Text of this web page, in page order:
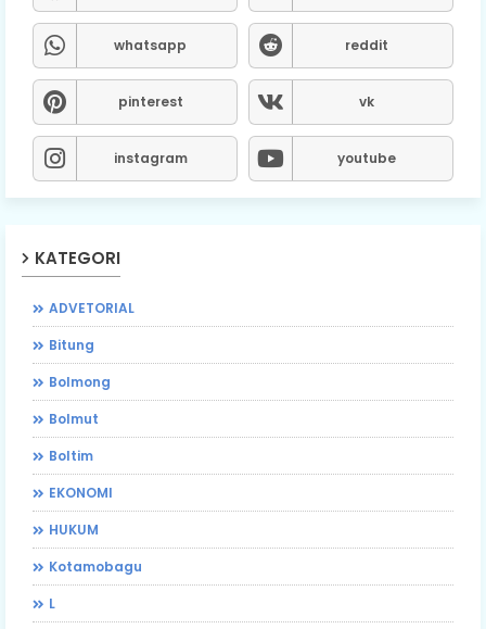
whatsapp reddit
pinterest vk
instagram youtube
KATEGORI
ADVETORIAL
Bitung
Bolmong
Bolmut
Boltim
EKONOMI
HUKUM
Kotamobagu
L